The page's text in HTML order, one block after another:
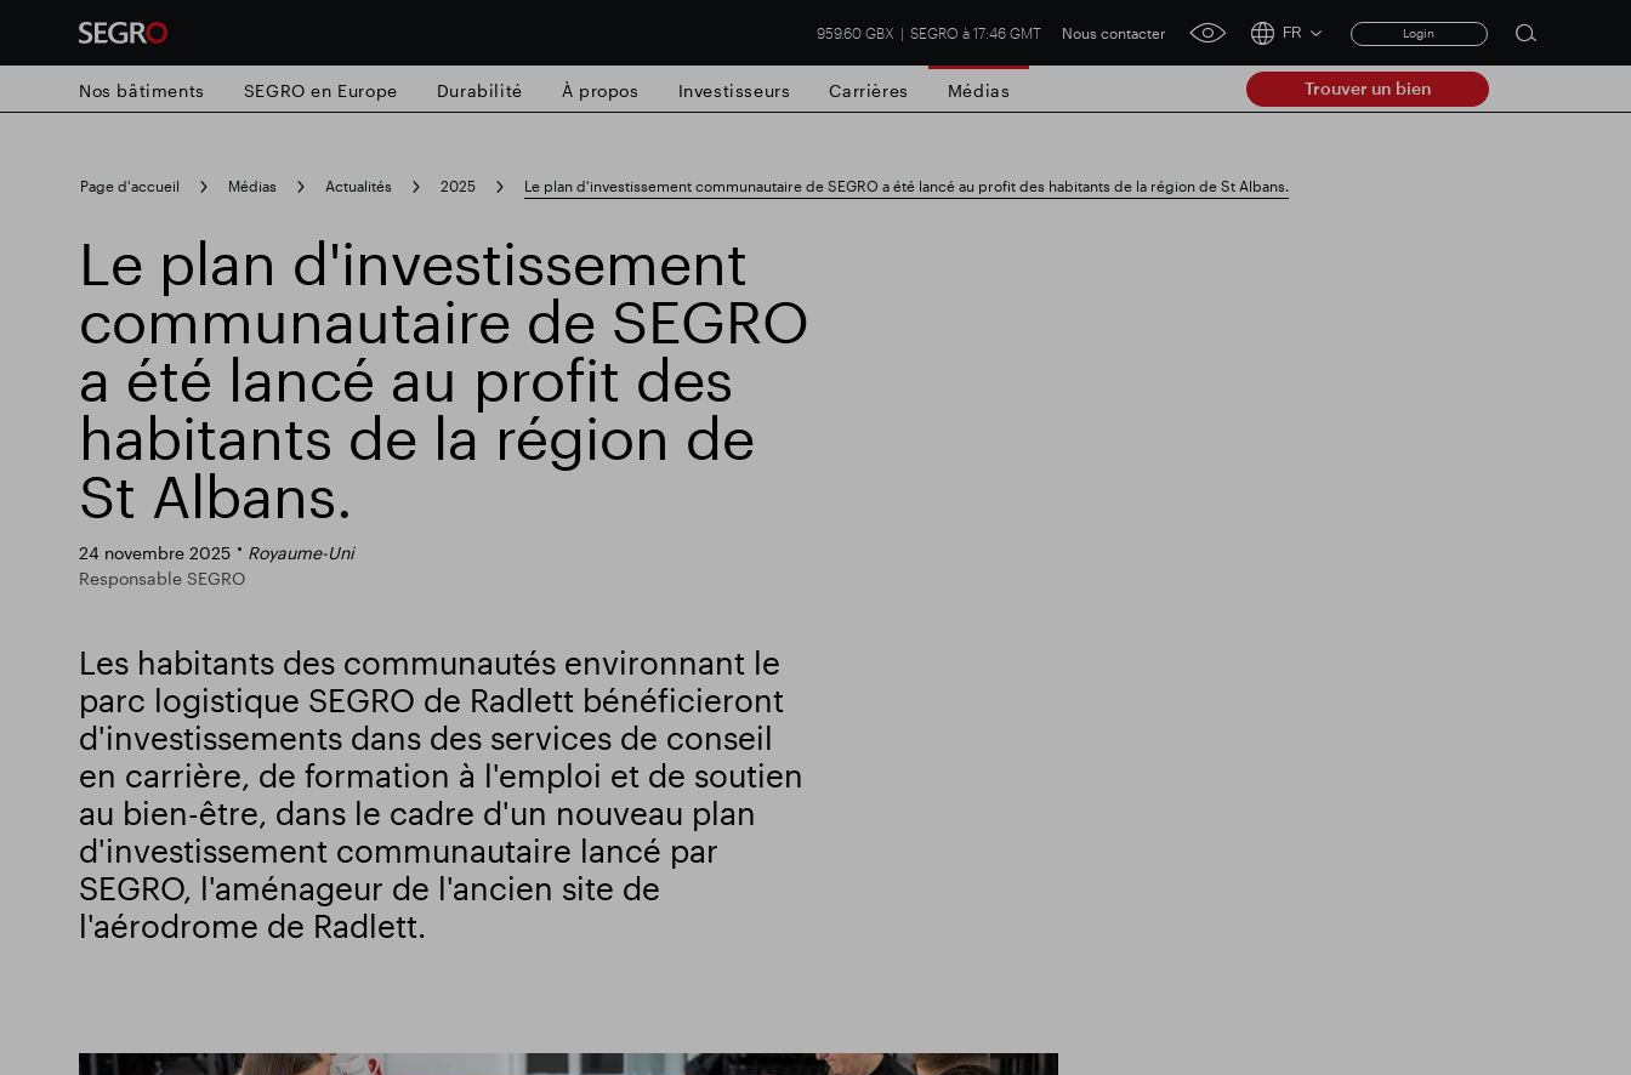
959.60 GBX SEGRO à 17:46 GMT Nous contacter
accessibility
FR Login
form
search
for
Recherche populaire
Responsable SEGRO Domaine commercial de Slough Résultats financiers
Parc intelligent
Nos bâtiments SEGRO en Europe Durabilité À propos Investisseurs Carrières Médias Trouver un bien
Page d'accueil Médias Actualités 2025 Le plan d'investissement communautaire de SEGRO a été lancé au profit des habitants de la région de St Albans.
Le plan d'investissement
communautaire de SEGRO
a été lancé au profit des
habitants de la région de
St Albans.
24 novembre 2025
Royaume-Uni
Responsable SEGRO
Les habitants des communautés environnant le
parc logistique SEGRO de Radlett bénéficieront
d'investissements dans des services de conseil
en carrière, de formation à l'emploi et de soutien
au bien-être, dans le cadre d'un nouveau plan
d'investissement communautaire lancé par
SEGRO, l'aménageur de l'ancien site de
l'aérodrome de Radlett.